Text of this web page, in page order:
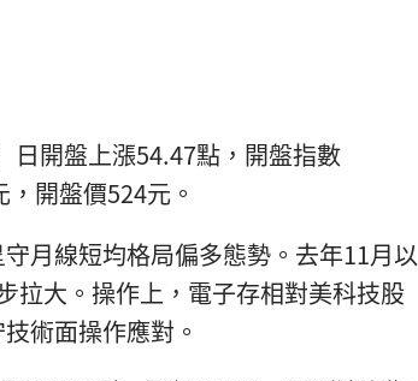
日開盤上漲54.47點，開盤指數
開盤價524元。
月線短均格局偏多態勢。去年11月以
拉大。操作上，電子存相對美科技股
術面操作應對。